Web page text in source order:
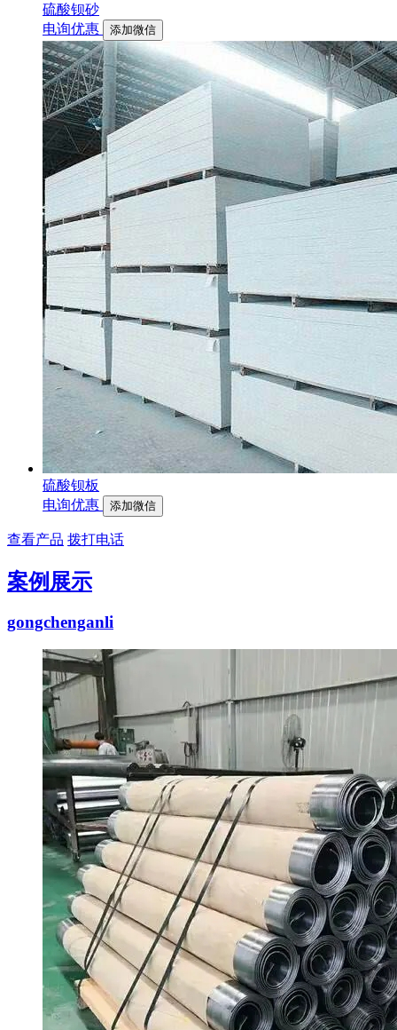
硫酸钡砂
电询优惠
添加微信
硫酸钡板
电询优惠
添加微信
查看产品 拨打电话
案例展示
gongchenganli